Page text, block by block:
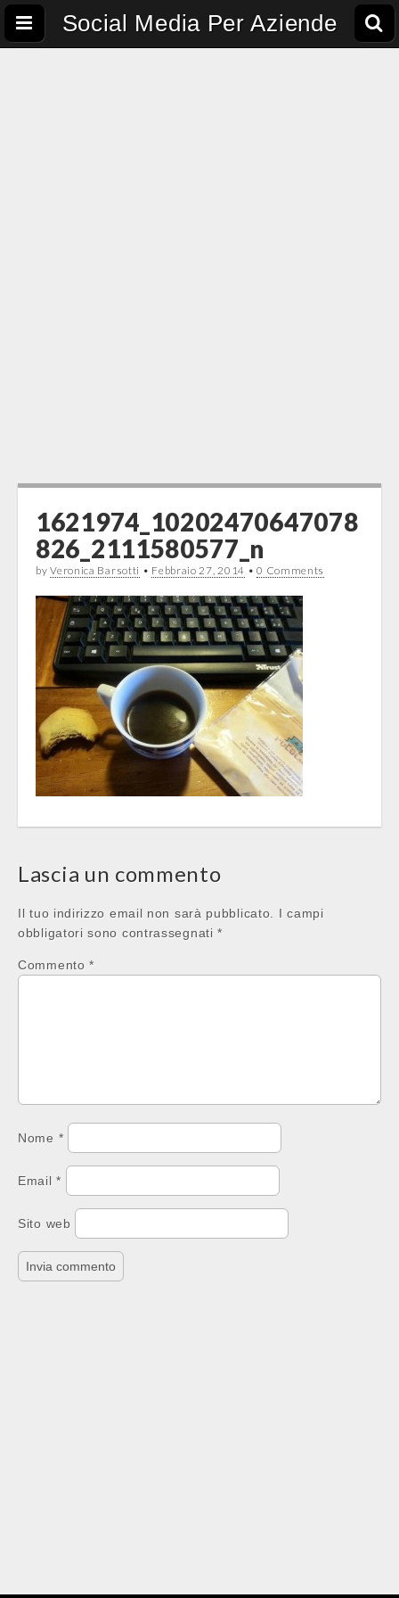
Social Media Per Aziende
1621974_10202470647078
826_2111580577_n
byVeronica Barsotti • Febbraio 27, 2014 •0 Comments
navigation
Lascia un commento
Il tuo indirizzo email non sarà pubblicato.
I campi
obbligatori sono contrassegnati*
Commento*
Nome *
Email*
Sito web